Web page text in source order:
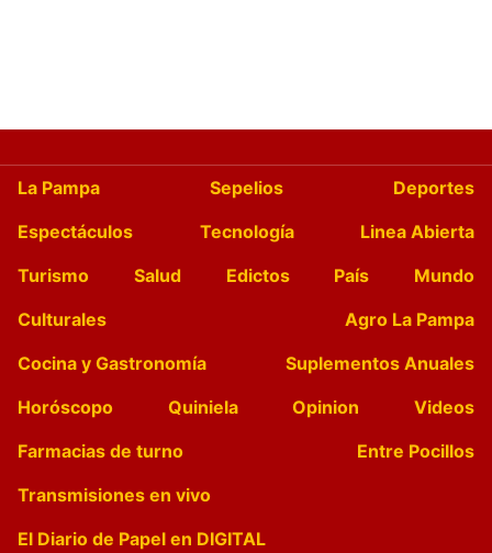
La Pampa Sepelios
Deportes
Espectáculos
Tecnología
Linea Abierta
Turismo
Salud Edictos País
Mundo
Culturales
Agro La Pampa
Cocina y Gastronomía
Suplementos Anuales
Horóscopo
Quiniela Opinion
Videos
Farmacias de turno
Entre Pocillos
Transmisiones en vivo
El Diario de Papel en DIGITAL